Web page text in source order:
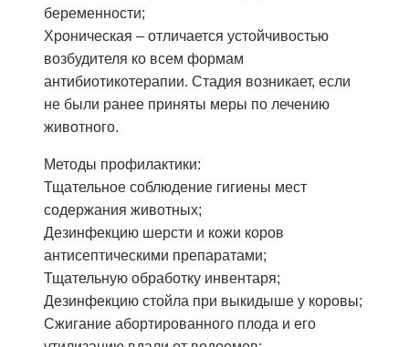
беременности;
Хроническая – отличается устойчивостью
возбудителя ко всем формам
антибиотикотерапии. Стадия возникает, если
не были ранее приняты меры по лечению
животного.
Методы профилактики:
Тщательное соблюдение гигиены мест
содержания животных;
Дезинфекцию шерсти и кожи коров
антисептическими препаратами;
Тщательную обработку инвентаря;
Дезинфекцию стойла при выкидыше у коровы;
Сжигание абортированного плода и его